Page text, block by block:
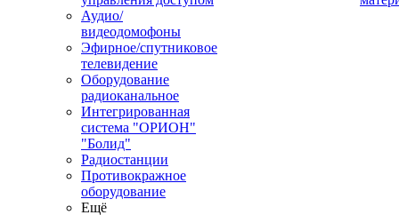
Аудио/
видеодомофоны
Эфирное/спутниковое
телевидение
Оборудование
радиоканальное
Интегрированная
система "ОРИОН"
"Болид"
Радиостанции
Противокражное
оборудование
Ещё